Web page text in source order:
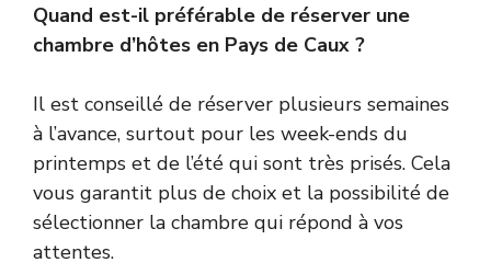
Quand est-il préférable de réserver une
chambre d’hôtes en Pays de Caux ?
Il est conseillé de réserver plusieurs semaines
à l’avance, surtout pour les week-ends du
printemps et de l’été qui sont très prisés. Cela
vous garantit plus de choix et la possibilité de
sélectionner la chambre qui répond à vos
attentes.